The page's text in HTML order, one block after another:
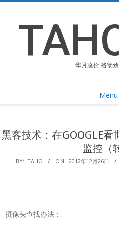
content
华月凌衍·格物
Navigation
Menu
黑客技术：在GOOGLE
监控（
BY: TAHO ON: 2012年12月26日
摄像头查找办法：